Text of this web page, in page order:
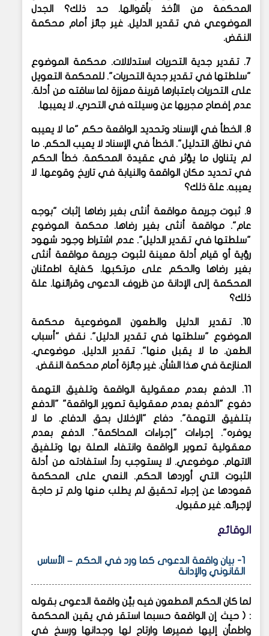
المحكمة من الأخذ بأقوالها. حد ذلك؟ الجدل
الموضوعي في تقدير الدليل. غير جائز أمام محكمة
النقض.
7. تقدير جدية التحريات استدلالات. محكمة الموضوع
"سلطتها في تقدير جدية التحريات". للمحكمة التعويل
على التحريات باعتبارها قرينة معززة لما ساقته من أدلة.
عدم إفصاح مجريها عن وسيلته في التحري. لا يعيبها.
8. الخطأ في الإسناد وتحديد الواقعة حكم "ما لا يعيبه
في نطاق التدليل". الخطأ في الإسناد لا يعيب الحكم. ما
لم يتناول ما يؤثر في عقيدة المحكمة. خطأ الحكم
في تحديد مكان الواقعة والنيابة في تاريخ وقوعها. لا
يعيبه. علة ذلك؟
9. ثبوت جريمة مواقعة أنثى بغير رضاها إثبات "بوجه
عام". مواقعة أنثى بغير رضاها. محكمة الموضوع
"سلطتها في تقدير الدليل". عدم اشتراط وجود شهود
رؤية أو قيام أدلة معينة لثبوت جريمة مواقعة أنثى
بغير رضاها والحكم على مرتكبها. كفاية اطمئنان
المحكمة إلى الإدانة من ظروف الدعوى وقرائنها. علة
ذلك؟
10. تقدير الدليل والطعون الموضوعية محكمة
الموضوع "سلطتها في تقدير الدليل". نقض "أسباب
الطعن. ما لا يقبل منها". تقدير الدليل. موضوعي.
المنازعة في هذا الشأن. غير جائزة أمام محكمة النقض.
11. الدفع بعدم معقولية الواقعة وتلفيق التهمة
دفوع "الدفع بعدم معقولية تصوير الواقعة" "الدفع
بتلفيق التهمة". دفاع "الإخلال بحق الدفاع. ما لا
يوفره". إجراءات "إجراءات المحاكمة". الدفع بعدم
معقولية تصوير الواقعة وانتفاء الصلة بها وتلفيق
الاتهام. موضوعي. لا يستوجب رداً. استفادته من أدلة
الثبوت التي أوردها الحكم. النعي على المحكمة
قعودها عن إجراء تحقيق لم يطلب منها ولم تر حاجة
لإجرائه. غير مقبول.
الوقائع
1- بيان واقعة الدعوى كما ورد في الحكم – الأساس
القانوني والإدانة
لما كان الحكم المطعون فيه بيَّن واقعة الدعوى بقوله
: ( حيث إن الواقعة حسبما استقر في يقين المحكمة
واطمأن إليها ضميرها وارتاح لها وجدانها ورسخ في